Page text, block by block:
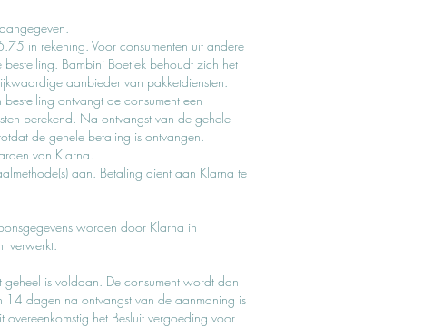
in rekening. Voor consumenten uit andere
Bambini Boetiek behoudt zich het
aanbieder van pakketdiensten.
ontvangt de consument een
berekend. Na ontvangst van de gehele
de gehele betaling is ontvangen.
van Klarna.
aan. Betaling dient aan Klarna te
worden door Klarna in
verwerkt.
is voldaan. De consument wordt dan
14 dagen na ontvangst van de aanmaning is
het Besluit vergoeding voor